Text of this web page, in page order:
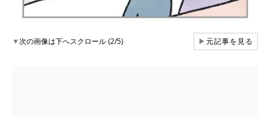
▼次の画像は下へスクロール (2/5) ▶元記事を見る